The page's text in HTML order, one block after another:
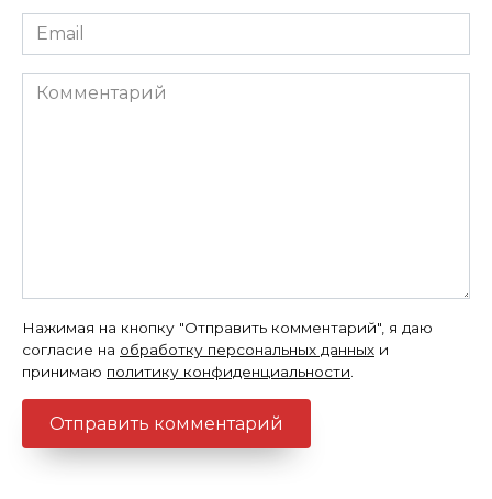
Email
*
Комментарий
Нажимая на кнопку "Отправить комментарий", я даю
согласие на обработку персональных данных и
принимаю политику конфиденциальности